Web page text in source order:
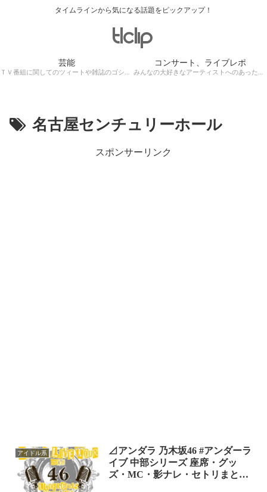
タイムラインから気になる話題をピックアップ！
芸能
ＴＶ番組に関してのツィートや雑誌のゴシップ記事、芸能人目撃情報・ロケ現場遭遇・・・
コンサート、ライブレポ
みんなの大好きなアーティストへのあったかぁ～い思いをツイッターレポートに保存！
名古屋センチュリーホール
スポンサーリンク
アイドル系
⊿アンダラ 乃木坂46 #アンダーラ
イブ 中部シリーズ 座席・グッ
ズ・MC・影ナレ・セトリまとめ